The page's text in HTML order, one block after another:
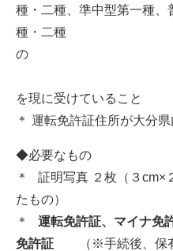
種・二種、準中型第一種、
種・二種
いずれか
を現に受けていること
＊ 運転免許証住所が大分
◆必要なもの
＊ 証明写真 ２枚（３cm×
たもの）
＊ 運転免許証、マイナ免
免許証 （※手続後、保有